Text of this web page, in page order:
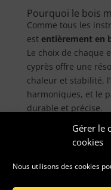
Gérer le
cookies
Nous utilisons des cookies
Pourquoi le bois
Comme tous les
est entièrement en
Le choix de chaque
cyprès offre une
chaleur et stabilité,
harmoniques, et le
durable et précise.
Cette sélection
artisanal de
sonorité s’enrichit